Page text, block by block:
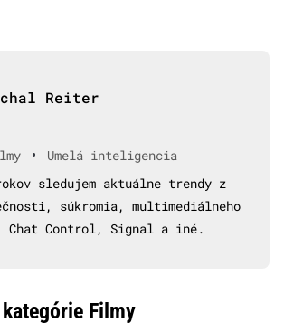
Reiter
•
Umelá inteligencia
sledujem aktuálne trendy z
súkromia, multimediálneho
Chat Control, Signal a iné.
Filmy